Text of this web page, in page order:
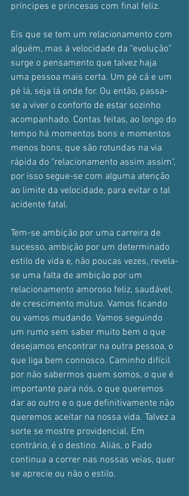
príncipes e princesas com final feliz.
Eis que se tem um relacionamento com
alguém, mas à velocidade da "evolução"
surge o pensamento que talvez haja
uma pessoa mais certa. Um pé cá e um
pé lá, seja lá onde for. Ou então, passa-
se a viver o conforto de estar sozinho
acompanhado. Contas feitas, ao longo do
tempo há momentos bons e momentos
menos bons, que são rotundas na via
rápida do "relacionamento assim assim",
por isso segue-se com alguma atenção
ao limite da velocidade, para evitar o tal
acidente fatal.
Tem-se ambição por uma carreira de
sucesso, ambição por um determinado
estilo de vida e, não poucas vezes, revela-
se uma falta de ambição por um
relacionamento amoroso feliz, saudável,
de crescimento mútuo. Vamos ficando
ou vamos mudando. Vamos seguindo
um rumo sem saber muito bem o que
desejamos encontrar na outra pessoa, o
que liga bem connosco. Caminho difícil
por não sabermos quem somos, o que é
importante para nós, o que queremos
dar ao outro e o que definitivamente não
queremos aceitar na nossa vida. Talvez a
sorte se mostre providencial. Em
contrário, é o destino. Aliás, o Fado
continua a correr nas nossas veias, quer
se aprecie ou não o estilo.